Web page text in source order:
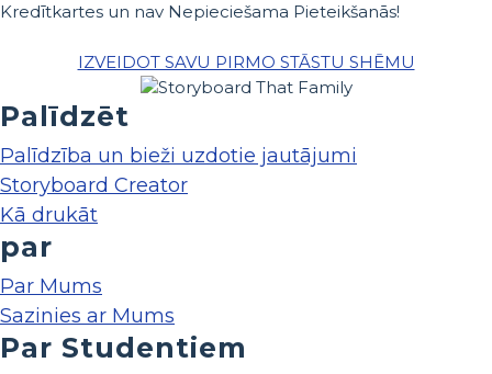
Kredītkartes un nav Nepieciešama Pieteikšanās!
IZVEIDOT SAVU PIRMO STĀSTU SHĒMU
Palīdzēt
Palīdzība un bieži uzdotie jautājumi
Storyboard Creator
Kā drukāt
par
Par Mums
Sazinies ar Mums
Par Studentiem